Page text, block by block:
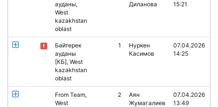
ауданы,
West
kazakhstan
oblast
Диланова
15:21
Бәйтерек
ауданы
[КБ], West
kazakhstan
oblast
1
Нуркен
Касимов
07.04.2026
14:25
From Team,
West
2
Аян
Жумагалиев
07.04.2026
13:49